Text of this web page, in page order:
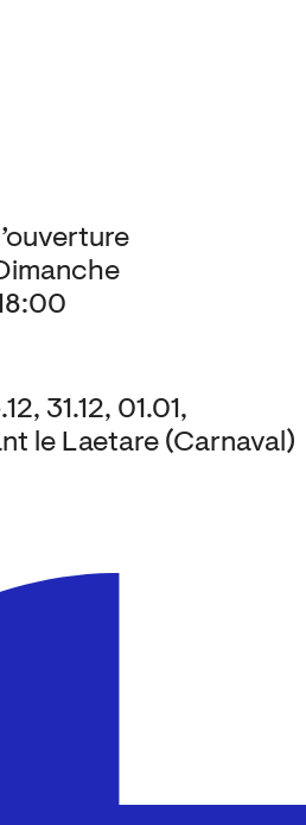
31.12, 01.01,
le Laetare (Carnaval)